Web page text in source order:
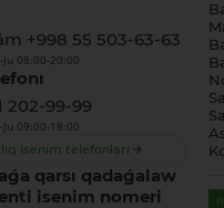
+998 55 503-63-63
08:00-20:00
202-99-99
09:00-18:00
isenim telefonları
qarsı qadaǵalaw
isenim nomeri